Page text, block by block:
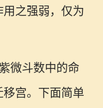
之强弱，仅为
微斗数中的命
宫。下面简单